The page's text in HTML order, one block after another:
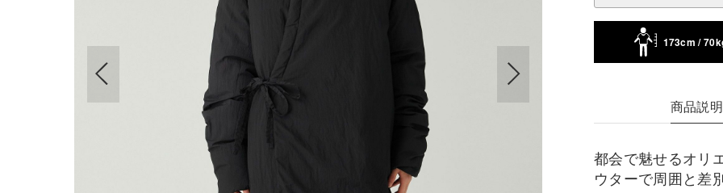
173cm /
商品説明
都会で魅せるオリ
ウターで周囲と差